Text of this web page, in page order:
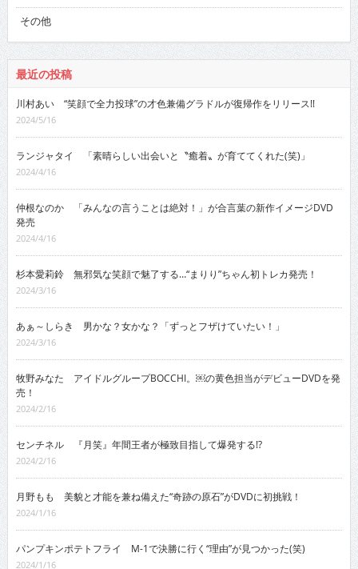
その他
最近の投稿
川村あい “笑顔で全力投球”の才色兼備グラドルが復帰作をリリース!!
2024/5/16
ランジャタイ 「素晴らしい出会いと〝癒着〟が育ててくれた(笑)」
2024/4/16
仲根なのか 「みんなの言うことは絶対！」が合言葉の新作イメージDVD
発売
2024/4/16
杉本愛莉鈴 無邪気な笑顔で魅了する…“まりり”ちゃん初トレカ発売！
2024/3/16
あぁ～しらき 男かな？女かな？「ずっとフザけていたい！」
2024/3/16
牧野みなた アイドルグループBOCCHI。￼の黄色担当がデビューDVDを発
売！
2024/2/16
センチネル 『月笑』年間王者が極致目指して爆発する!?
2024/2/16
月野もも 美貌と才能を兼ね備えた“奇跡の原石”がDVDに初挑戦！
2024/1/16
パンプキンポテトフライ M-1で決勝に行く“理由”が見つかった(笑)
2024/1/16